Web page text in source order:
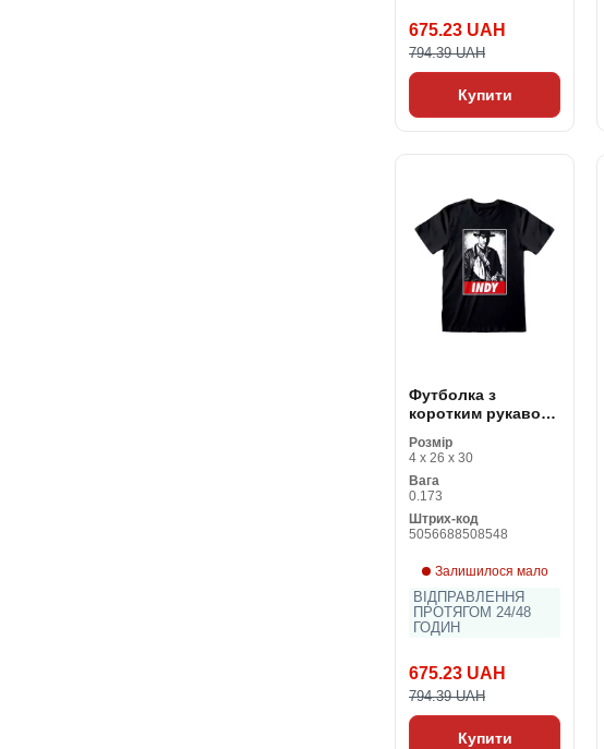
675.23 UAH
794.39 UAH
Купити
Футболка з
коротким рукавом
Чорний Унісекс
Розмір
4 x 26 x 30
Вага
0.173
Штрих-код
5056688508548
Залишилося мало
ВІДПРАВЛЕННЯ
ПРОТЯГОМ 24/48
ГОДИН
675.23 UAH
794.39 UAH
Купити